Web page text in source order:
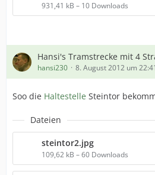
931,41 kB – 10 Downloads
Hansi's Tramstrecke mit 4
hansi230 8. August 2012 um
Soo die Haltestelle Steintor
Dateien
steintor2.jpg
109,62 kB – 60 Downloads